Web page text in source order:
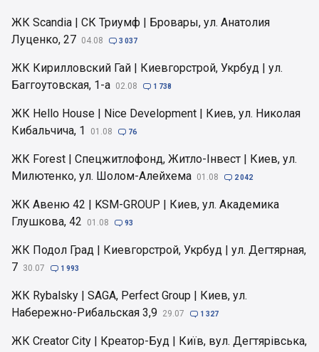
ЖК Scandia | СК Триумф | Бровары, ул. Анатолия
Луценко, 27 04.08  3 037
ЖК Кирилловский Гай | Киевгорстрой, Укрбуд | ул.
Баггоутовская, 1-а 02.08  1 738
ЖК Hello House | Nice Development | Киев, ул. Николая
Кибальчича, 1
01.08  76
ЖК Forest | Спецжитлофонд, Житло-Інвест | Киев, ул.
Милютенко, ул. Шолом-Алейхема 01.08  2 042
ЖК Авеню 42 | KSM-GROUP | Киев, ул. Академика
Глушкова, 42
01.08  93
ЖК Подол Град | Киевгорстрой, Укрбуд | ул. Дегтярная,
7 30.07  1 993
ЖК Rybalsky | SAGA, Perfect Group | Киев, ул.
Набережно-Рибальская 3,9 29.07  1 327
ЖК Creator City | Креатор-Буд | Київ, вул. Дегтярівська,